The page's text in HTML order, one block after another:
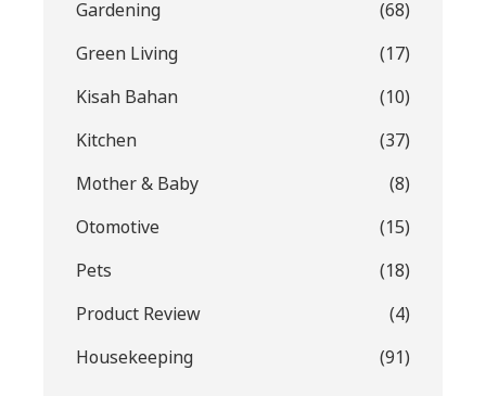
Gardening
(68)
Green Living
(17)
Kisah Bahan
(10)
Kitchen
(37)
Mother & Baby
(8)
Otomotive
(15)
Pets
(18)
Product Review
(4)
Housekeeping
(91)